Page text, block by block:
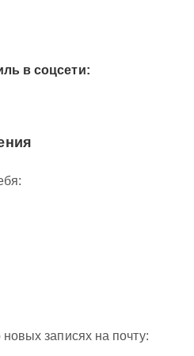
в соцсети:
записях на почту: